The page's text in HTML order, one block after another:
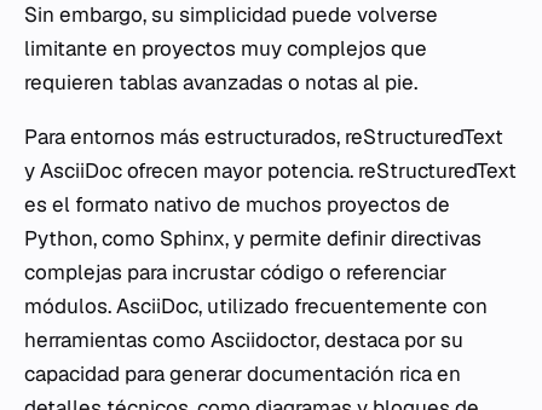
Sin embargo, su simplicidad puede volverse
limitante en proyectos muy complejos que
requieren tablas avanzadas o notas al pie.
Para entornos más estructurados, reStructuredText
y AsciiDoc ofrecen mayor potencia. reStructuredText
es el formato nativo de muchos proyectos de
Python, como Sphinx, y permite definir directivas
complejas para incrustar código o referenciar
módulos. AsciiDoc, utilizado frecuentemente con
herramientas como Asciidoctor, destaca por su
capacidad para generar documentación rica en